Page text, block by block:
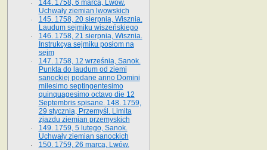
144. 1758, 6 marca, Lwów.
Uchwały ziemian lwowskich
145. 1758, 20 sierpnia, Wisznia.
Laudum sejmiku wiszeńskiego
146. 1758, 21 sierpnia, Wisznia.
Instrukcya sejmiku posłom na
sejm
147. 1758, 12 września, Sanok.
Punkta do laudum od ziemi
sanockiej podane anno Domini
milesimo septingentesimo
quinquagesimo octavo die 12
Septembris spisane. 148. 1759,
29 stycznia, Przemyśl. Limita
zjazdu ziemian przemyskich
149. 1759, 5 lutego, Sanok.
Uchwały ziemian sanockich
150. 1759, 26 marca, Lwów.